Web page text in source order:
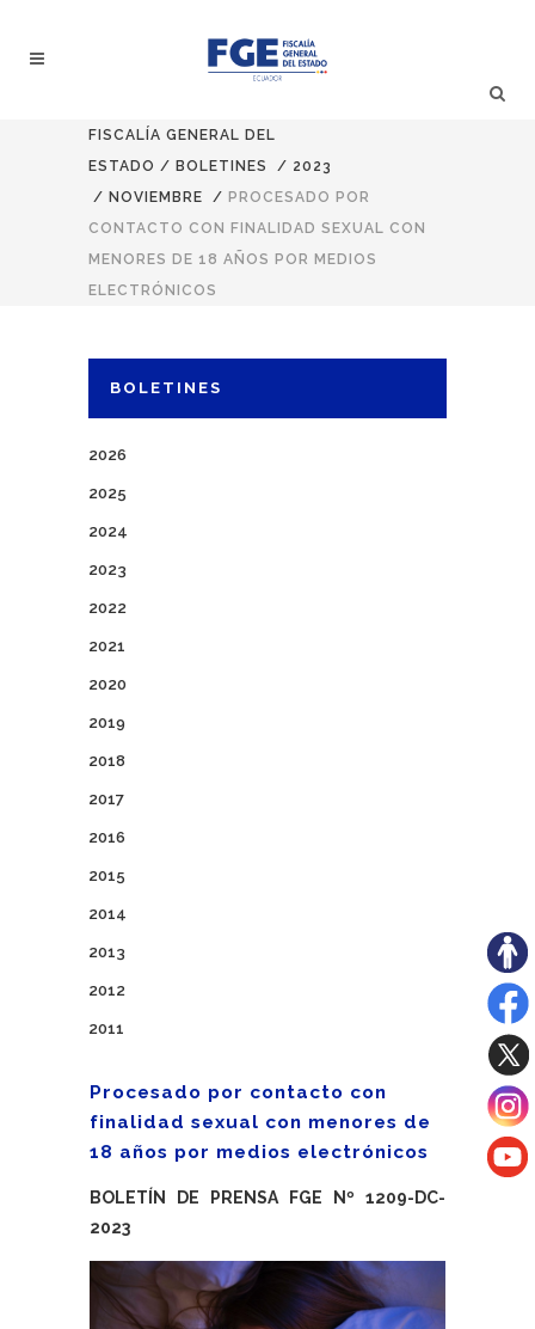
FISCALÍA GENERAL DEL
ESTADO / BOLETINES / 2023
/ NOVIEMBRE / PROCESADO POR
CONTACTO CON FINALIDAD SEXUAL CON
MENORES DE 18 AÑOS POR MEDIOS
ELECTRÓNICOS
BOLETINES
2026
2025
2024
2023
2022
2021
2020
2019
2018
2017
2016
2015
2014
2013
2012
2011
Procesado por contacto con
finalidad sexual con menores de
18 años por medios electrónicos
BOLETÍN DE PRENSA FGE Nº 1209-DC-
2023